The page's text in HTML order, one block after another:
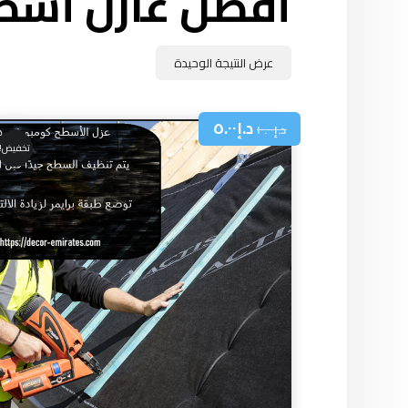
عرض النتيجة الوحيدة
د.إ١٠.٠٠د.إ٥.٠٠